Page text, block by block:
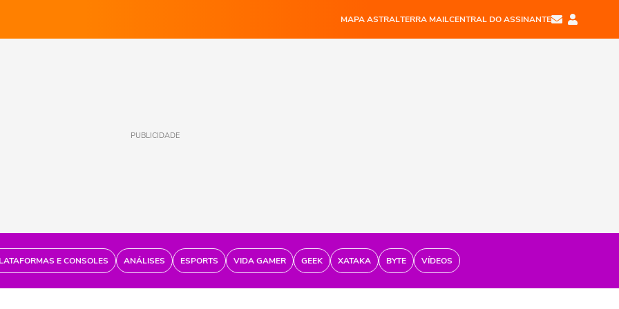
MAPA ASTRALTERRA MAILCENTRAL DO ASSINANTE
PUBLICIDADE
E CONSOLES ANÁLISES ESPORTS VIDA GAMER GEEK XATAKA BYTE VÍDEOS